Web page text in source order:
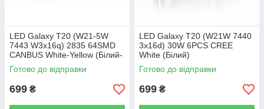
LED Galaxy T20 (W21-5W
7443 W3x16q) 2835 64SMD
CANBUS White-Yellow (Білий-
Жовтий)
Готово до відправки
699 ₴
LED Galaxy T20 (W21W 7440
3x16d) 30W 6PCS CREE
White (Білий)
Готово до відправки
699 ₴